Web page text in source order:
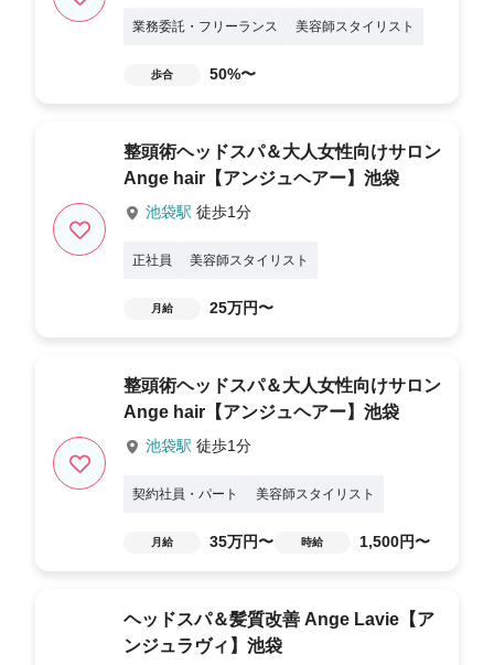
業務委託・フリーランス 美容師スタイリスト
歩合 50%〜
整頭術ヘッドスパ＆大人女性向けサロン
Ange hair【アンジュヘアー】池袋
池袋駅 徒歩1分
正社員 美容師スタイリスト
月給 25万円〜
整頭術ヘッドスパ＆大人女性向けサロン
Ange hair【アンジュヘアー】池袋
池袋駅 徒歩1分
契約社員・パート 美容師スタイリスト
月給 35万円〜 時給 1,500円〜
ヘッドスパ＆髪質改善 Ange Lavie【ア
ンジュラヴィ】池袋